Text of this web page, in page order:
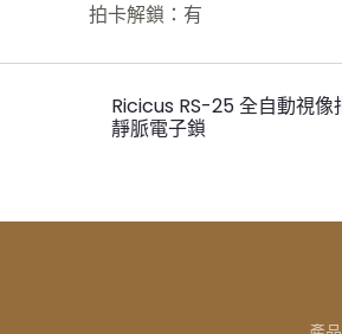
拍卡解鎖：有
Ricicus RS-25 全自動視像
靜脈電子鎖